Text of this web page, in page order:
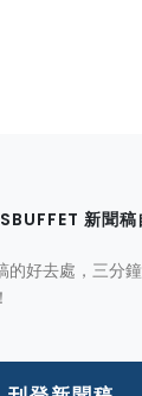
新聞
的好去處，三分